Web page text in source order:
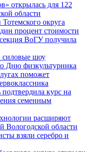
открылась для 122
области
округа
процент стоимости
ВоГУ получила
силовые шоу
Дню физкультурника
поможет
курс на
семенным
расширяют
Вологодской области
взяли серебро и